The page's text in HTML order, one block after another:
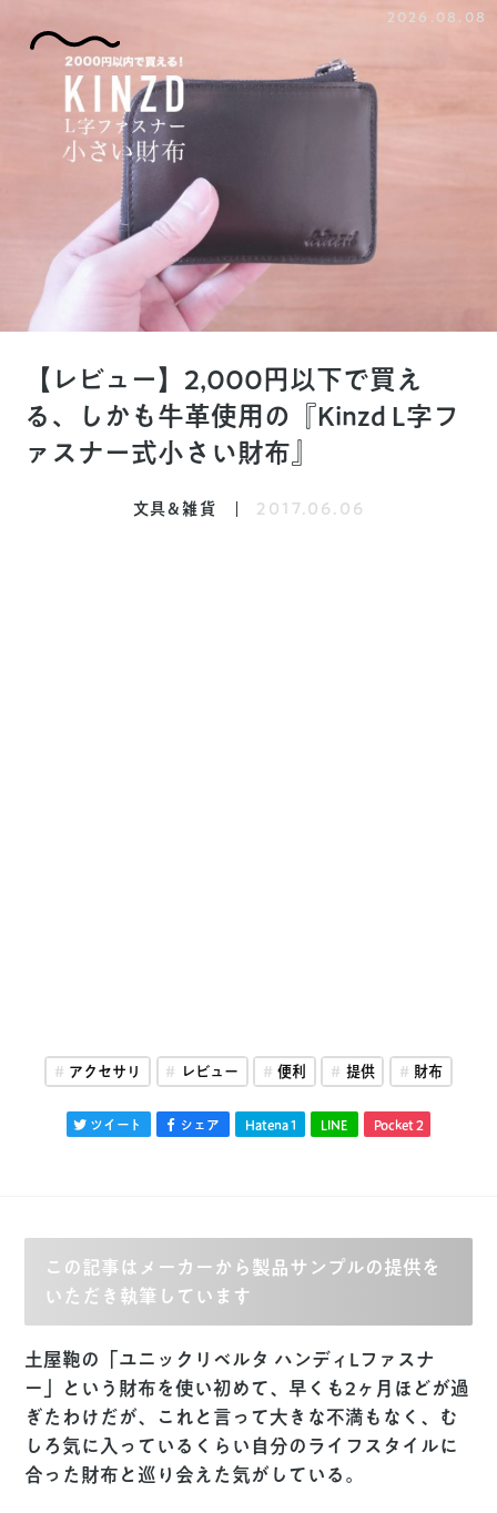
2026.08.08
【レビュー】2,000円以下で買え
る、しかも牛革使用の『Kinzd L字フ
ァスナー式小さい財布』
文具&雑貨 2017.06.06
アクセサリ レビュー 便利 提供 財布
ツイート シェア Hatena 1 LINE Pocket2
この記事はメーカーから製品サンプルの提供を
いただき執筆しています
土屋鞄の「ユニックリベルタ ハンディLファスナ
ー」という財布を使い初めて、早くも2ヶ月ほどが過
ぎたわけだが、これと言って大きな不満もなく、む
しろ気に入っているくらい自分のライフスタイルに
合った財布と巡り会えた気がしている。